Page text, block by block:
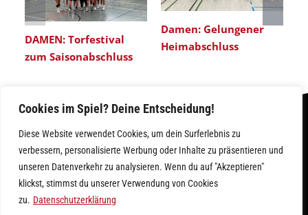
Cookies im Spiel? Deine Entscheidung!
Diese Website verwendet Cookies, um dein Surferlebnis zu
verbessern, personalisierte Werbung oder Inhalte zu präsentieren und
unseren Datenverkehr zu analysieren. Wenn du auf "Akzeptieren"
klickst, stimmst du unserer Verwendung von Cookies
zu. Datenschutzerklärung
DAMEN: Torfestival
zum Saisonabschluss
Damen: Gelungener
Heimabschluss
DATENSCHUTZ